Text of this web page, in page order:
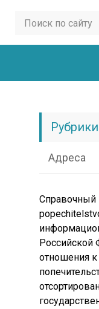
Рубрики
Адреса
Справочный
Российской
отношения